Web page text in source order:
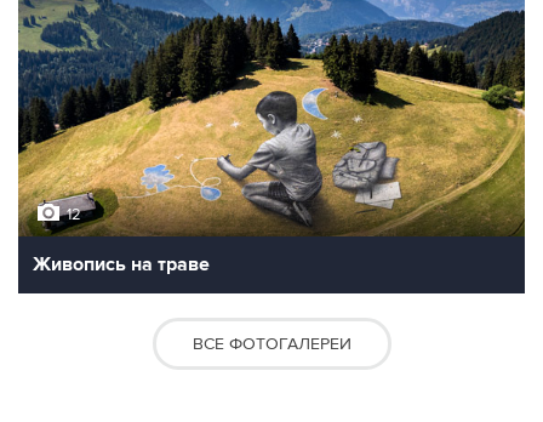
12
Живопись на траве
ВСЕ ФОТОГАЛЕРЕИ